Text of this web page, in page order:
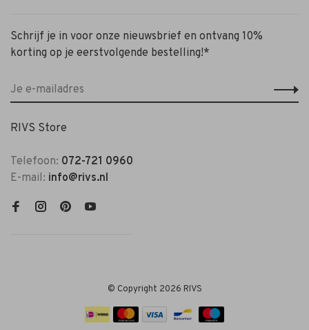
Schrijf je in voor onze nieuwsbrief en ontvang 10%
korting op je eerstvolgende bestelling!*
RIVS Store
Telefoon: 072-721 0960
E-mail: info@rivs.nl
© Copyright 2026 RIVS